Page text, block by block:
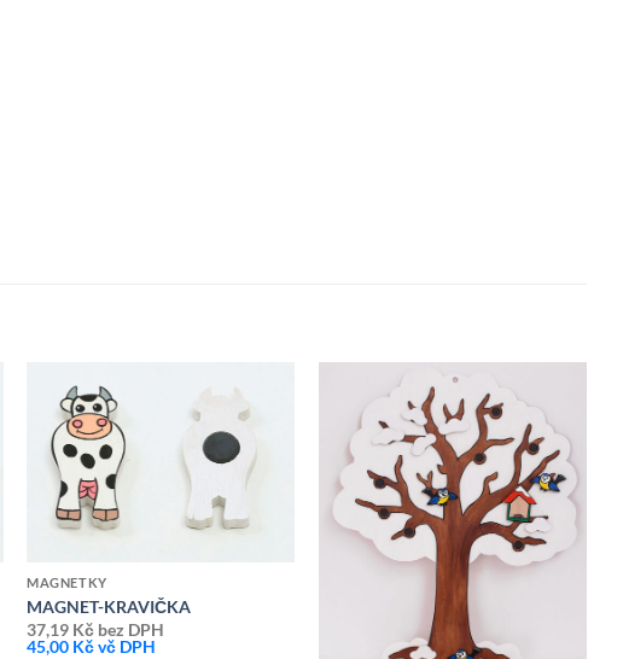
Přidat k
oblíbeným
MAGNETKY
MAGNET-KRAVIČKA
37,19 Kč bez DPH
45,00 Kčvč DPH
Přidat k
oblíbeným